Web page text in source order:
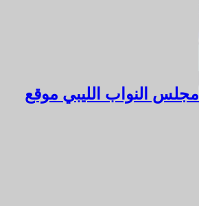
مجلس النواب الليبي موقع